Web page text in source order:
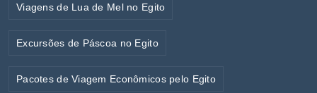
Viagens de Lua de Mel no Egito
Excursões de Páscoa no Egito
Pacotes de Viagem Econômicos pelo Egito